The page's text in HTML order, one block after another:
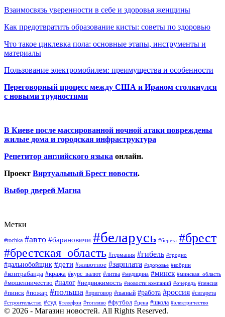
Взаимосвязь уверенности в себе и здоровья женщины
Как предотвратить образование кисты: советы по здоровью
Что такое циклевка пола: основные этапы, инструменты и
материалы
Пользование электромобилем: преимущества и особенности
Переговорный процесс между США и Ираном столкнулся
с новыми трудностями
В Киеве после массированной ночной атаки повреждены
жилые дома и городская инфраструктура
Репетитор английского языка онлайн.
Проект Виртуальный Брест новости.
Выбор дверей Магна
Метки
#tochka #авто #барановичи #беларусь #берёза #брест
#брестская_область #германия #гибель #гродно
#дальнобойщик #дети #животное #зарплата #здоровье #кобрин
#контрабанда #кража #курс_валют #литва #медицина #минск #минская_область
#мошенничество #налог #недвижимость #новости компаний #очередь #пенсия
#пинск #пожар #польша #приговор #пьяный #работа #россия #сигарета
#строительство #суд #телефон #топливо #футбол #цена #школа #электричество
© 2026 - Магазин новостей. All Rights Reserved.